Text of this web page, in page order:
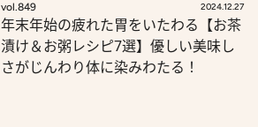
vol.849 2024.12.27
年末年始の疲れた胃をいたわる【お茶
漬け＆お粥レシピ7選】優しい美味し
さがじんわり体に染みわたる！